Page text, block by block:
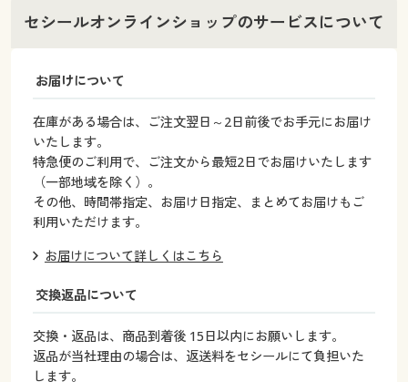
口コミガイドライン
お気に入りについて
ソーシャルメディアのご利用について
商品情報について
共通サイズガイド
レディースアウターウェア サイズガイド
レディースインナーウェア サイズガイド
セシールオンラインショップのサービスについて
お届けについて
在庫がある場合は、ご注文翌日～2日前後でお手元にお届け
いたします。
特急便のご利用で、ご注文から最短2日でお届けいたします
（一部地域を除く）。
その他、時間帯指定、お届け日指定、まとめてお届けもご
利用いただけます。
お届けについて詳しくはこちら
交換返品について
交換・返品は、商品到着後 15日以内にお願いします。
返品が当社理由の場合は、返送料をセシールにて負担いた
します。